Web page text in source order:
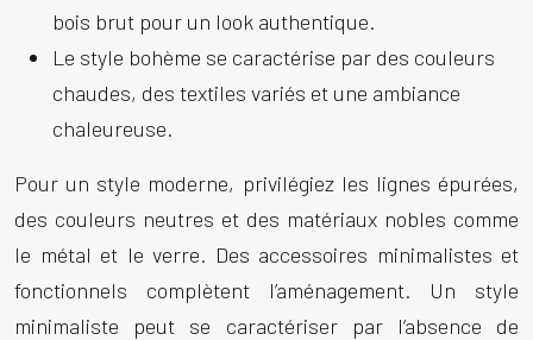
bois brut pour un look authentique.
Le style bohème se caractérise par des couleurs
chaudes, des textiles variés et une ambiance
chaleureuse.
Pour un style moderne, privilégiez les lignes épurées,
des couleurs neutres et des matériaux nobles comme
le métal et le verre. Des accessoires minimalistes et
fonctionnels complètent l’aménagement. Un style
minimaliste peut se caractériser par l’absence de